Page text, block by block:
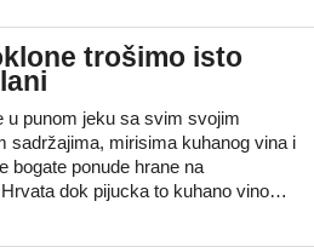
trošimo isto
u punom jeku sa svim svojim
sadržajima, mirisima kuhanog vina i
bogate ponude hrane na
dok pijucka to kuhano vino…